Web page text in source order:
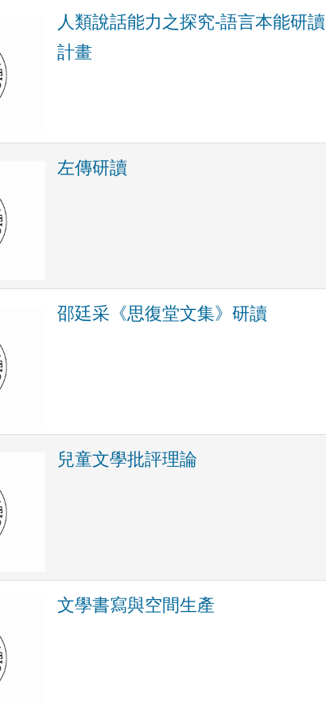
人類說話能力之探究-語言本能研讀
計畫
左傳研讀
邵廷采《思復堂文集》研讀
兒童文學批評理論
文學書寫與空間生產